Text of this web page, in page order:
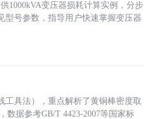
1000kVA变压器损耗计算实例，分步
型号参数，指导用户快速掌握变压器
工具法），重点解析了黄铜棒密度取
数据参考GB/T 4423-2007等国家标